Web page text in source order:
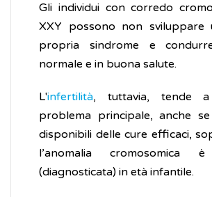
Gli individui con corredo
XXY possono non sviluppare
propria sindrome e
normale e in buona salute.
L'infertilità, tuttavia, tende
problema principale, anche
disponibili delle cure efficaci,
l’anomalia cromosomica
(diagnosticata) in età infantile.